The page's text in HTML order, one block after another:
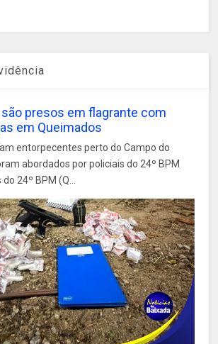
presos em flagrante com
em Queimados
entorpecentes perto do Campo do
abordados por policiais do 24º BPM
24º BPM (Q...